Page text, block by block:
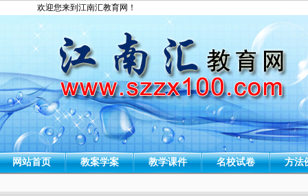
欢迎您来到江南汇教育网！
网站首页 教案学案 教学课件 名校试卷 方法